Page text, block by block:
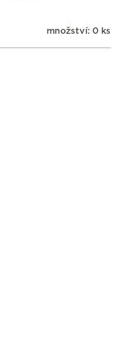
množství: 0 ks